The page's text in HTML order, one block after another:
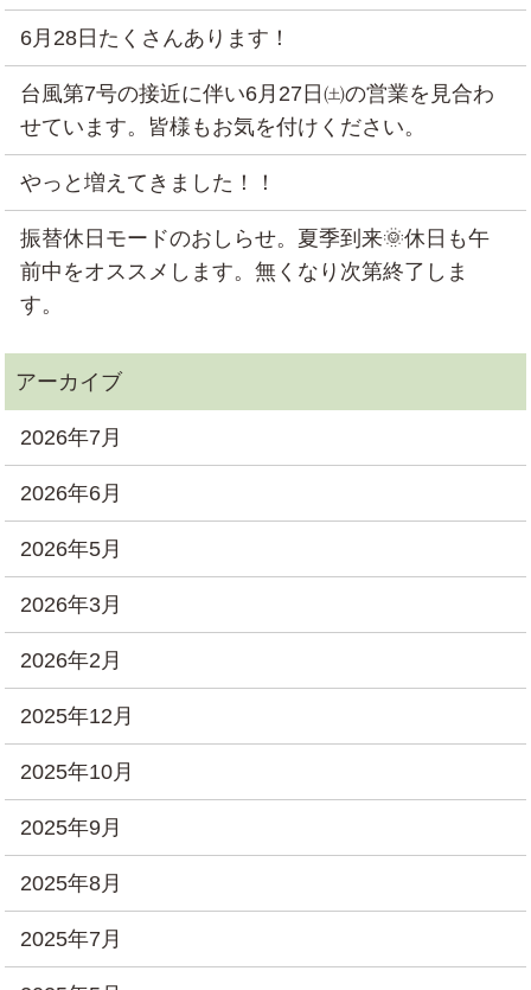
6月28日たくさんあります！
台風第7号の接近に伴い6月27日㈯の営業を見合わ
せています。皆様もお気を付けください。
やっと増えてきました！！
振替休日モードのおしらせ。夏季到来🌞休日も午
前中をオススメします。無くなり次第終了しま
す。
2026年7月
2026年6月
2026年5月
2026年3月
2026年2月
2025年12月
2025年10月
2025年9月
2025年8月
2025年7月